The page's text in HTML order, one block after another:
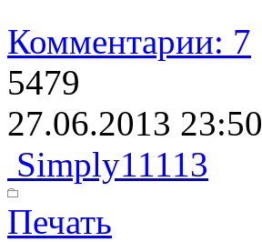
Комментарии: 7
5479
27.06.2013 23:50
Simply11113
Печать